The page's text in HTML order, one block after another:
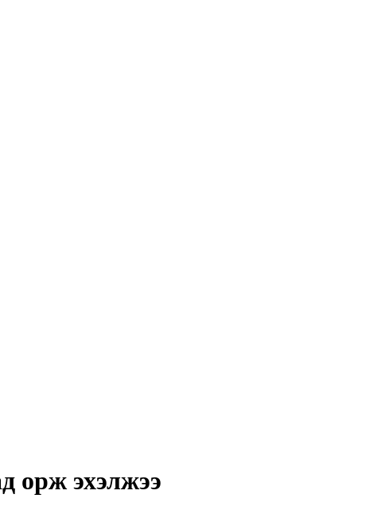
орж эхэлжээ